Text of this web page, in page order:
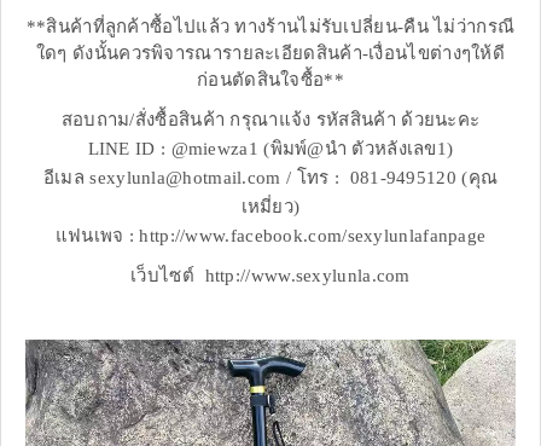
**สินค้าที่ลูกค้าซื้อไปแล้ว ทางร้านไม่รับเปลี่ยน-คืน ไม่ว่ากรณี
ใดๆ ดังนั้นควรพิจารณารายละเอียดสินค้า-เงื่อนไขต่างๆให้ดี
ก่อนตัดสินใจซื้อ**
สอบถาม/สั่งซื้อสินค้า กรุณาแจ้ง รหัสสินค้า ด้วยนะคะ
LINE ID : @miewza1 (พิมพ์@นำ ตัวหลังเลข1)
อีเมล sexylunla@hotmail.com / โทร : 081-9495120 (คุณ
เหมี่ยว)
แฟนเพจ : http://www.facebook.com/sexylunlafanpage
เว็บไซต์ http://www.sexylunla.com